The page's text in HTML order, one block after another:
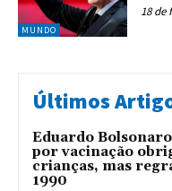
MUNDO
18 de
Últimos
Eduardo
por vacinação
crianças, mas
1990